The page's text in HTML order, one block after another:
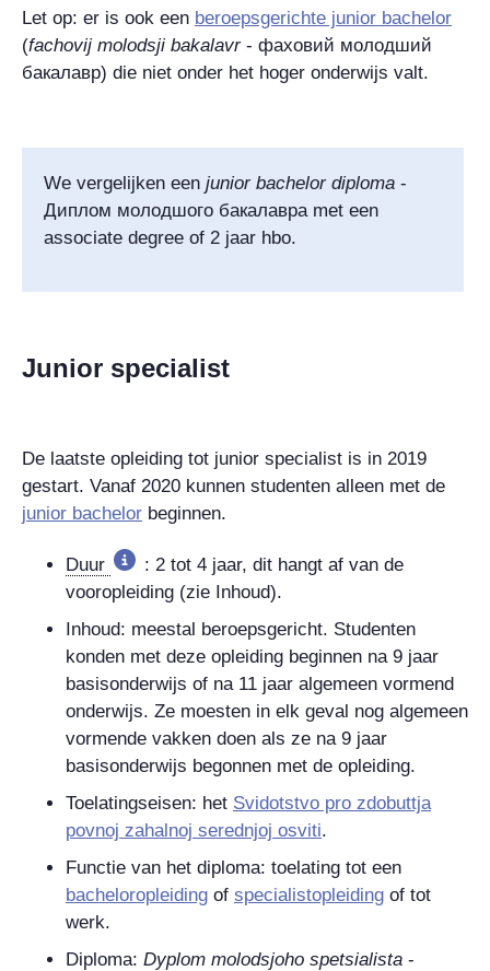
Let op: er is ook een beroepsgerichte junior bachelor
(fachovij molodsji bakalavr- фаховий молодший
бакалавр) die niet onder het hoger onderwijs valt.
We vergelijken een junior bachelor diploma -
Диплом молодшого бакалавра met een
associate degree of 2 jaar hbo.
Junior specialist
De laatste opleiding tot junior specialist is in 2019
gestart. Vanaf 2020 kunnen studenten alleen met de
junior bachelor beginnen.
Duur
: 2 tot 4 jaar, dit hangt af van de
vooropleiding (zie Inhoud).
Inhoud: meestal beroepsgericht. Studenten
konden met deze opleiding beginnen na 9 jaar
basisonderwijs of na 11 jaar algemeen vormend
onderwijs. Ze moesten in elk geval nog algemeen
vormende vakken doen als ze na 9 jaar
basisonderwijs begonnen met de opleiding.
Toelatingseisen: het Svidotstvo pro zdobuttja
povnoj zahalnoj serednjoj osviti.
Functie van het diploma: toelating tot een
bacheloropleiding of specialistopleiding of tot
werk.
Diploma: Dyplom molodsjoho spetsialista -